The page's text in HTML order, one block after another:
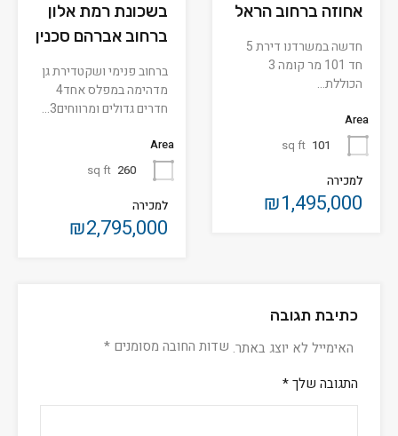
אחוזה ברחוב הראל
חדשה במשרדנו דירת 5
חד 101 מר קומה 3
הכוללת…
Area
101
sq ft
למכירה
₪1,495,000
בשכונת רמת אלון
ברחוב אברהם סכנין
ברחוב פנימי ושקטדירת גן
מדהימה במפלס אחד4
חדרים גדולים ומרווחים3…
Area
260
sq ft
למכירה
₪2,795,000
כתיבת תגובה
האימייל לא יוצג באתר. שדות החובה מסומנים *
התגובה שלך*